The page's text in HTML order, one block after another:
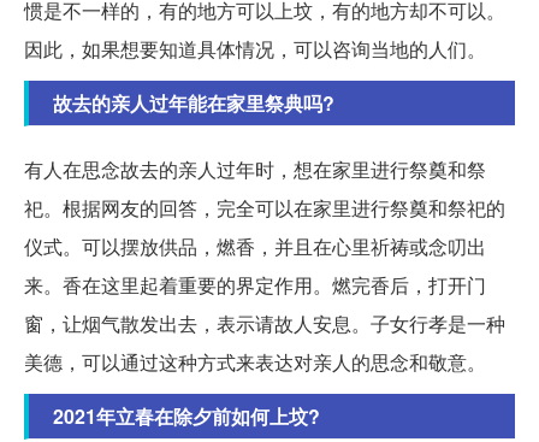
惯是不一样的，有的地方可以上坟，有的地方却不可以。
因此，如果想要知道具体情况，可以咨询当地的人们。
故去的亲人过年能在家里祭典吗?
有人在思念故去的亲人过年时，想在家里进行祭奠和祭
祀。根据网友的回答，完全可以在家里进行祭奠和祭祀的
仪式。可以摆放供品，燃香，并且在心里祈祷或念叨出
来。香在这里起着重要的界定作用。燃完香后，打开门
窗，让烟气散发出去，表示请故人安息。子女行孝是一种
美德，可以通过这种方式来表达对亲人的思念和敬意。
2021年立春在除夕前如何上坟?